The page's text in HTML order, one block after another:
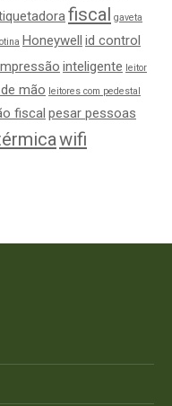
fiscal gaveta
Honeywell id control
inteligente leitor
mão leitores com pedestal
fiscal pesar pessoas
wifi